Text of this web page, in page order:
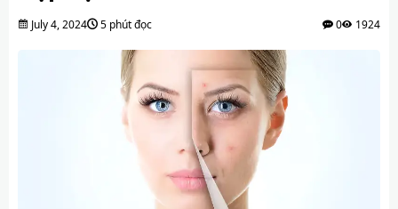
July 4, 2024 5 phút đọc 0 1924